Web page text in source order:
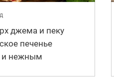
джема и пеку
печенье
и нежным